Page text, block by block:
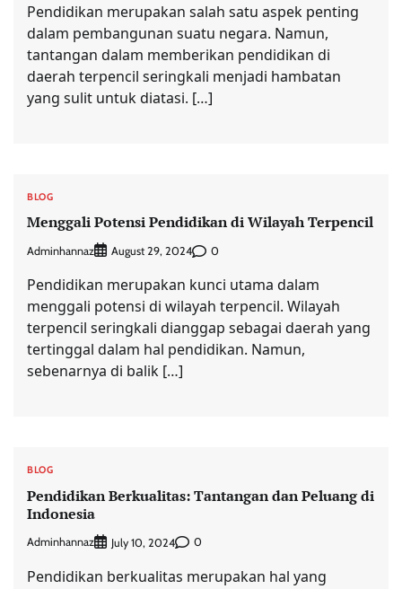
Pendidikan merupakan salah satu aspek penting
dalam pembangunan suatu negara. Namun,
tantangan dalam memberikan pendidikan di
daerah terpencil seringkali menjadi hambatan
yang sulit untuk diatasi. […]
BLOG
Menggali Potensi Pendidikan di Wilayah Terpencil
Adminhannaz August 29, 2024 0
Pendidikan merupakan kunci utama dalam
menggali potensi di wilayah terpencil. Wilayah
terpencil seringkali dianggap sebagai daerah yang
tertinggal dalam hal pendidikan. Namun,
sebenarnya di balik […]
BLOG
Pendidikan Berkualitas: Tantangan dan Peluang di
Indonesia
Adminhannaz July 10, 2024 0
Pendidikan berkualitas merupakan hal yang